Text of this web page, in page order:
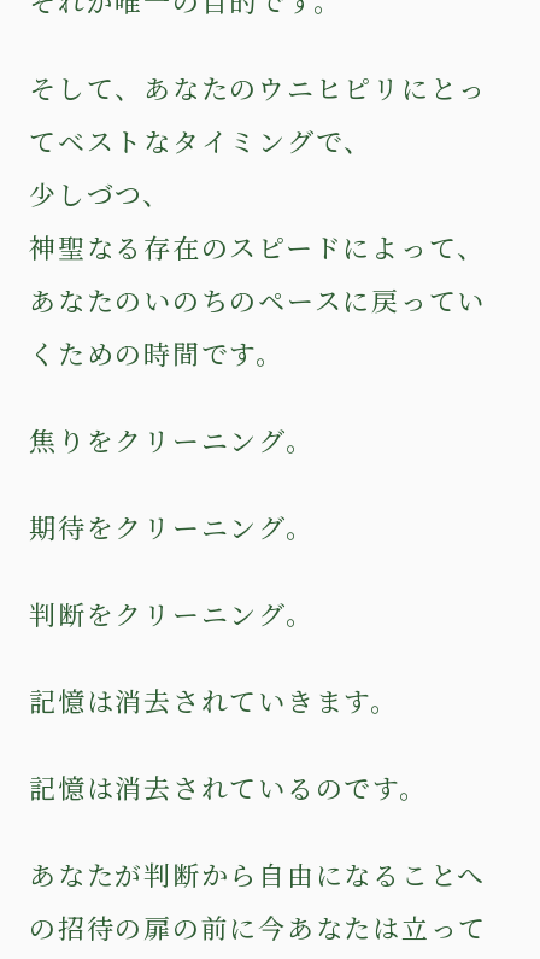
そして、あなたのウニヒピリにとっ
てベストなタイミングで、
少しづつ、
神聖なる存在のスピードによって、
あなたのいのちのペースに戻ってい
くための時間です。
焦りをクリーニング。
期待をクリーニング。
判断をクリーニング。
記憶は消去されていきます。
記憶は消去されているのです。
あなたが判断から自由になることへ
の招待の扉の前に今あなたは立って